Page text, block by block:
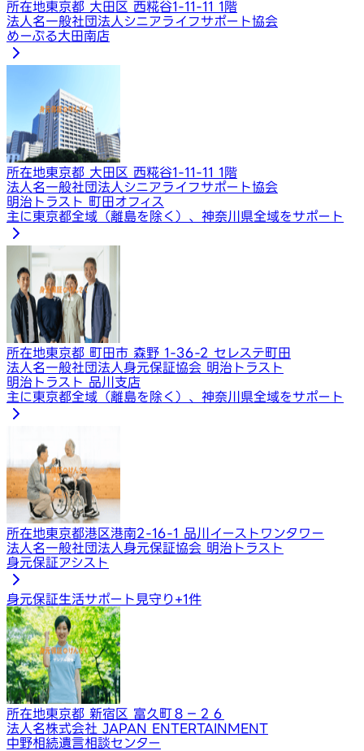
所在地東京都 大田区 西糀谷1-11-11 1階
法人名一般社団法人シニアライフサポート協会
めーぷる大田南店
所在地東京都 大田区 西糀谷1-11-11 1階
法人名一般社団法人シニアライフサポート協会
明治トラスト 町田オフィス
主に東京都全域（離島を除く）、神奈川県全域をサポート
所在地東京都 町田市 森野 1-36-2 セレステ町田
法人名一般社団法人身元保証協会 明治トラスト
明治トラスト 品川支店
主に東京都全域（離島を除く）、神奈川県全域をサポート
所在地東京都港区港南2-16-1 品川イーストワンタワー
法人名一般社団法人身元保証協会 明治トラスト
身元保証アシスト
身元保証生活サポート 見守り+1件
所在地東京都 新宿区 富久町８−２６
法人名株式会社 JAPAN ENTERTAINMENT
中野相続遺言相談センター